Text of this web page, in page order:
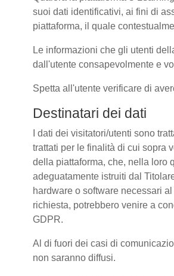
suoi dati identificativi, ai fini di
piattaforma, il quale
Le informazioni che gli utenti
dall'utente consapevolmente e
Spetta all'utente verificare di
Destinatari dei dati
I dati dei visitatori/utenti sono
trattati per le finalità di cui sopra
della piattaforma, che, nella loro
adeguatamente istruiti dal
hardware o software necessari
richiesta, potrebbero venire a
GDPR.
Al di fuori dei casi di
non saranno diffusi.